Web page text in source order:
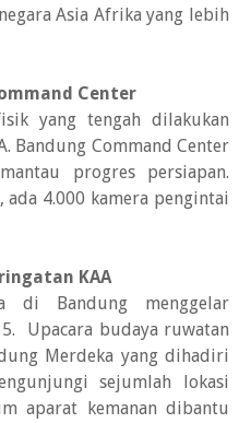
Asia Afrika yang lebih
Center
yang tengah dilakukan
Bandung Command Center
progres persiapan.
4.000 kamera pengintai
KAA
di Bandung menggelar
Upacara budaya ruwatan
Merdeka yang dihadiri
sejumlah lokasi
aparat kemanan dibantu